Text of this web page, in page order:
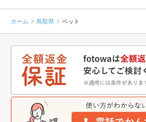
ホーム 鳥取県 ペット